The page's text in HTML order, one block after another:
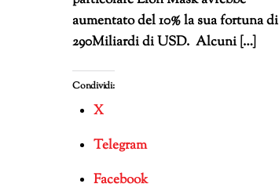
aumentato del 10% la sua fortuna di
290Miliardi di USD. Alcuni […]
Condividi:
X
Telegram
Facebook